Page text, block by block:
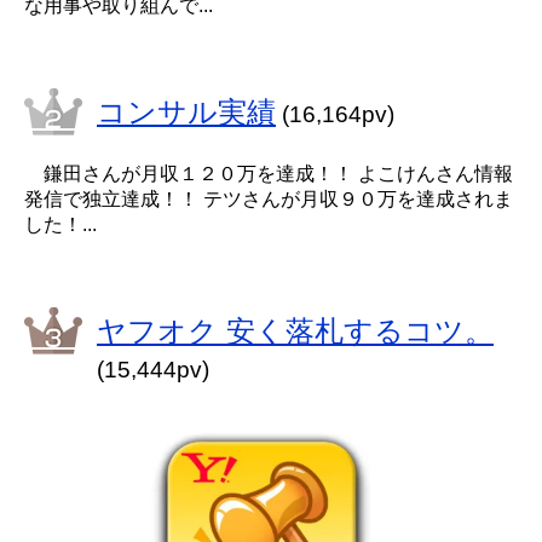
な用事や取り組んで...
コンサル実績 (16,164pv)
鎌田さんが月収１２０万を達成！！ よこけんさん情報
発信で独立達成！！ テツさんが月収９０万を達成されま
した！...
ヤフオク 安く落札するコツ。
(15,444pv)